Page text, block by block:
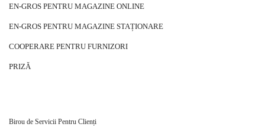
EN-GROS PENTRU MAGAZINE ONLINE
EN-GROS PENTRU MAGAZINE STAȚIONARE
COOPERARE PENTRU FURNIZORI
PRIZĂ
Birou de Servicii Pentru Clienți